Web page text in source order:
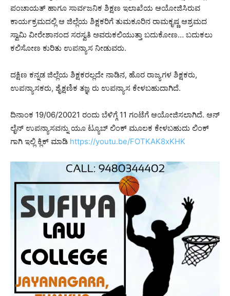
ಪಂಚಾಯತ್ ಹಾಗೂ ಸಾರ್ವಜನಿಕ ಶಿಕ್ಷಣ ಇಲಾಖೆಯ ಆಯೋಜಿಸಿರುವ
ಕಾರ್ಯಕ್ರಮದಲ್ಲಿ ಆ ಜಿಲ್ಲೆಯ ಶಿಕ್ಷಕರಿಗೆ ತುಮಕೂರಿನ ರಾಮಕೃಷ್ಣ ಆಶ್ರಮದ
ಸ್ವಾಮಿ ವೀರೇಶಾನಂದ ಸರಸ್ವತಿ ಅವರುಕಲಿಯುತ್ತಾ ಬದುಕೋಣ… ಬದುಕಲು
ಕಲಿಸೋಣ ಕುರಿತು ಉಪನ್ಯಾಸ ನೀಡುವರು.
ದಕ್ಷಿಣ ಕನ್ನಡ ಜಿಲ್ಲೆಯ ಶಿಕ್ಷಕರಲ್ಲದೇ ನಾಡಿನ, ಹೊರ ರಾಜ್ಯಗಳ ಶಿಕ್ಷಕರು,
ಉಪನ್ಯಾಸಕರು, ಶೈಕ್ಷಣಿಕ ತಜ್ಞ ರು ಉಪನ್ಯಾಸ ಕೇಳಬಹುದಾಗಿದೆ.
ದಿನಾಂಕ 19/06/20021 ರಂದು ಬೆಳಿಗ್ಗೆ 11 ಗಂಟೆಗೆ ಆಯೋಜಿಸಲಾಗಿದೆ. ಆನ್
ಲೈನ್ ಉಪನ್ಯಾಸವನ್ನು ಯೂ ಟ್ಯೂಬ್ ಲಿಂಕ್ ಮೂಲಕ ಕೇಳಬಹುದು ಲಿಂಕ್
ಗಾಗಿ ಇಲ್ಲಿ ಕ್ಲಿಕ್ ಮಾಡಿ https://youtu.be/FOTKAK8xKHK